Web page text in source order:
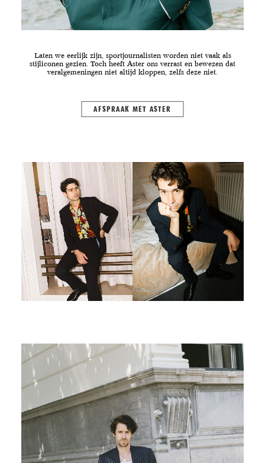
Laten we eerlijk zijn, sportjournalisten worden niet vaak als
stijliconen gezien. Toch heeft Aster ons verrast en bewezen dat
veralgemeningen niet altijd kloppen, zelfs deze niet.
AFSPRAAK MET ASTER